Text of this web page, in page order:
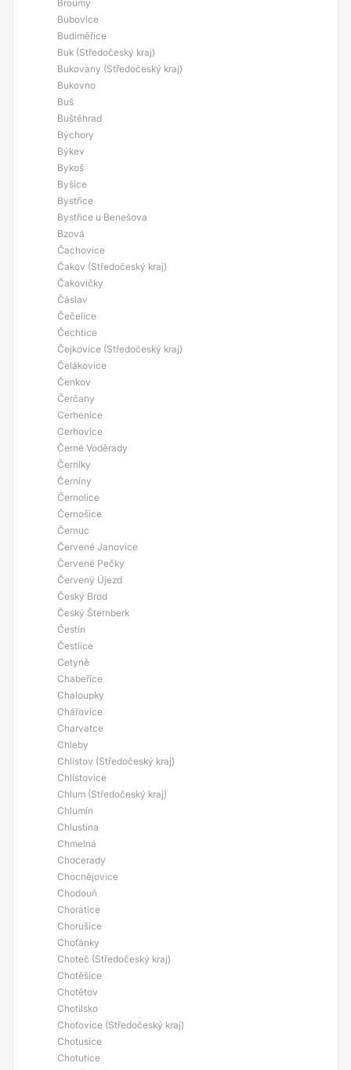
Broumy
Bubovice
Budiměřice
Buk (Středočeský kraj)
Bukovany (Středočeský kraj)
Bukovno
Buš
Buštěhrad
Býchory
Býkev
Bykoš
Byšice
Bystřice
Bystřice u Benešova
Bzová
Čachovice
Čakov (Středočeský kraj)
Čakovičky
Čáslav
Čečelice
Čechtice
Čejkovice (Středočeský kraj)
Čelákovice
Čenkov
Čerčany
Cerhenice
Cerhovice
Černé Voděrady
Černíky
Černíny
Černolice
Černošice
Černuc
Červené Janovice
Červené Pečky
Červený Újezd
Český Brod
Český Šternberk
Čestín
Čestlice
Cetyně
Chabeřice
Chaloupky
Chářovice
Charvatce
Chleby
Chlístov (Středočeský kraj)
Chlístovice
Chlum (Středočeský kraj)
Chlumín
Chlustina
Chmelná
Chocerady
Chocnějovice
Chodouň
Choratice
Chorušice
Choťánky
Choteč (Středočeský kraj)
Chotěšice
Chotětov
Chotilsko
Choťovice (Středočeský kraj)
Chotusice
Chotutice